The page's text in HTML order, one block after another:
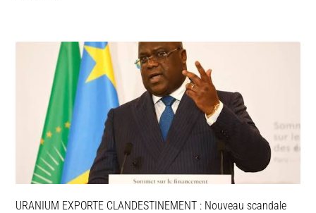
URANIUM EXPORTE CLANDESTINEMENT : Nouveau scandale